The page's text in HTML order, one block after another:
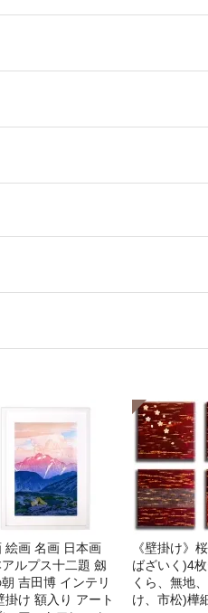
絵画 名画 日本画
アルプス十二題 劔
吉田博 インテリ
掛け 額入り アート
《壁掛け》
ばざいく)4
くら、無地
け、市松)樺